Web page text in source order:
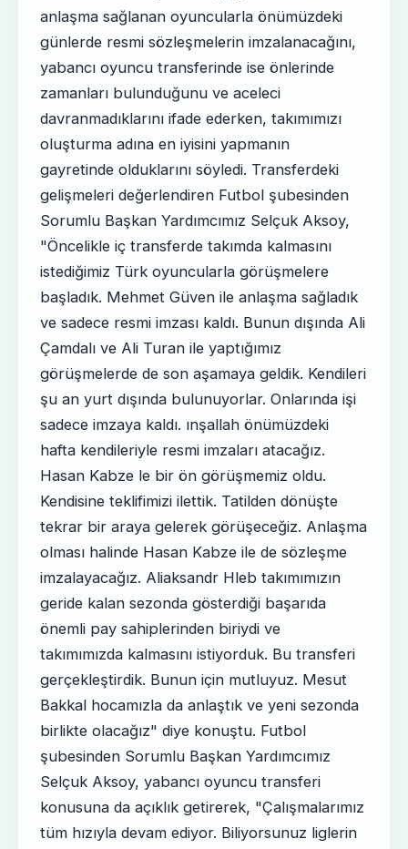
anlaşma sağlanan oyuncularla önümüzdeki
günlerde resmi sözleşmelerin imzalanacağını,
yabancı oyuncu transferinde ise önlerinde
zamanları bulunduğunu ve aceleci
davranmadıklarını ifade ederken, takımımızı
oluşturma adına en iyisini yapmanın
gayretinde olduklarını söyledi. Transferdeki
gelişmeleri değerlendiren Futbol şubesinden
Sorumlu Başkan Yardımcımız Selçuk Aksoy,
"Öncelikle iç transferde takımda kalmasını
istediğimiz Türk oyuncularla görüşmelere
başladık. Mehmet Güven ile anlaşma sağladık
ve sadece resmi imzası kaldı. Bunun dışında Ali
Çamdalı ve Ali Turan ile yaptığımız
görüşmelerde de son aşamaya geldik. Kendileri
şu an yurt dışında bulunuyorlar. Onlarında işi
sadece imzaya kaldı. ınşallah önümüzdeki
hafta kendileriyle resmi imzaları atacağız.
Hasan Kabze le bir ön görüşmemiz oldu.
Kendisine teklifimizi ilettik. Tatilden dönüşte
tekrar bir araya gelerek görüşeceğiz. Anlaşma
olması halinde Hasan Kabze ile de sözleşme
imzalayacağız. Aliaksandr Hleb takımımızın
geride kalan sezonda gösterdiği başarıda
önemli pay sahiplerinden biriydi ve
takımımızda kalmasını istiyorduk. Bu transferi
gerçekleştirdik. Bunun için mutluyuz. Mesut
Bakkal hocamızla da anlaştık ve yeni sezonda
birlikte olacağız" diye konuştu. Futbol
şubesinden Sorumlu Başkan Yardımcımız
Selçuk Aksoy, yabancı oyuncu transferi
konusuna da açıklık getirerek, "Çalışmalarımız
tüm hızıyla devam ediyor. Biliyorsunuz liglerin